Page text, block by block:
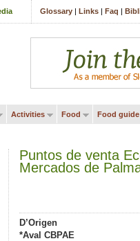
Glossary | Links | Faq |
Activities Food Food guide
Puntos de venta
Mercados de
D’Origen
*Aval CBPAE